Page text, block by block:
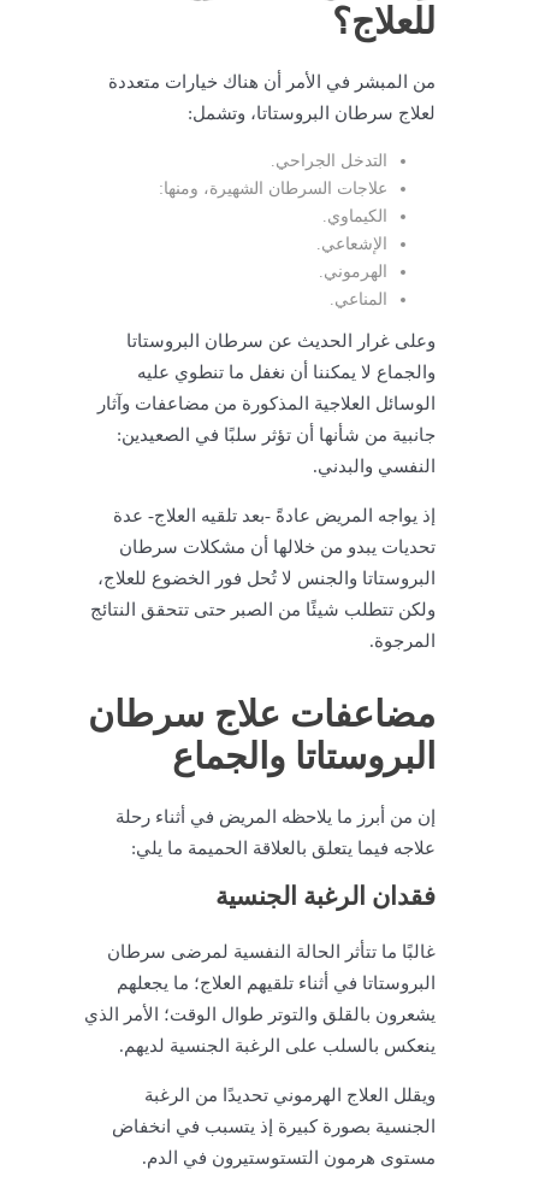
للعلاج؟
من المبشر في الأمر أن هناك خيارات متعددة
لعلاج سرطان البروستاتا، وتشمل:
التدخل الجراحي.
علاجات السرطان الشهيرة، ومنها:
الكيماوي.
الإشعاعي.
الهرموني.
المناعي.
وعلى غرار الحديث عن سرطان البروستاتا
والجماع لا يمكننا أن نغفل ما تنطوي عليه
الوسائل العلاجية المذكورة من مضاعفات وآثار
جانبية من شأنها أن تؤثر سلبًا في الصعيدين:
النفسي والبدني.
إذ يواجه المريض عادةً -بعد تلقيه العلاج- عدة
تحديات يبدو من خلالها أن مشكلات سرطان
البروستاتا والجنس لا تُحل فور الخضوع للعلاج،
ولكن تتطلب شيئًا من الصبر حتى تتحقق النتائج
المرجوة.
مضاعفات علاج سرطان
البروستاتا والجماع
إن من أبرز ما يلاحظه المريض في أثناء رحلة
علاجه فيما يتعلق بالعلاقة الحميمة ما يلي:
فقدان الرغبة الجنسية
غالبًا ما تتأثر الحالة النفسية لمرضى سرطان
البروستاتا في أثناء تلقيهم العلاج؛ ما يجعلهم
يشعرون بالقلق والتوتر طوال الوقت؛ الأمر الذي
ينعكس بالسلب على الرغبة الجنسية لديهم.
ويقلل العلاج الهرموني تحديدًا من الرغبة
الجنسية بصورة كبيرة إذ يتسبب في انخفاض
مستوى هرمون التستوستيرون في الدم.